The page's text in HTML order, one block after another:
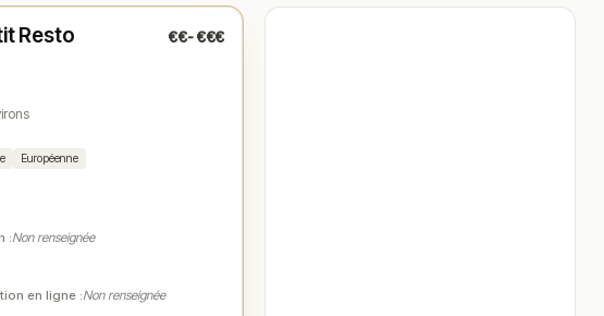
Resto €€-€€€
Européenne
:Non renseignée
en ligne :Non renseignée